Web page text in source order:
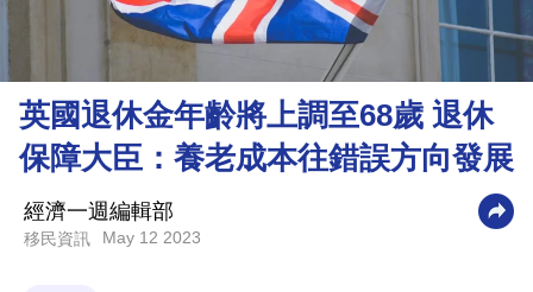
樓
市
理
財
商
業
科
英國退休金年齡將上調至68歲 退休
保障大臣：養老成本往錯誤方向發展
經濟一週編輯部
移民資訊 May 12 2023